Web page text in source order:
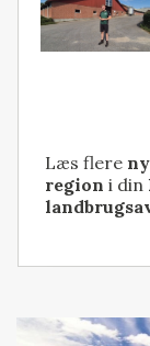
Læs flere
region i din